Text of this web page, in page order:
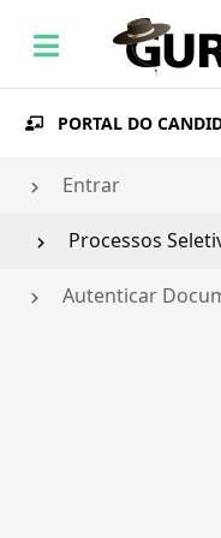
PORTAL DO
Entrar
Processos
Autenticar